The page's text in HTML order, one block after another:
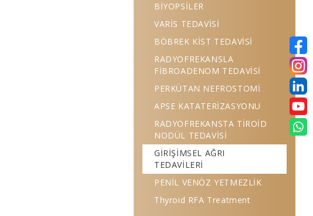
BİYOPSİLER
VARİS TEDAVİSİ
BÖBREK KİST TEDAVİSİ
RADYOFREKANSLA
FİBROADENOM TEDAVİSİ
PERKÜTAN NEFROSTOMİ
APSE KATATERİZASYONU
RADYOFREKANSTA TİROİD
NODÜL TEDAVİSİ
GİRİŞİMSEL AĞRI
TEDAVİLERİ
PENİL VENÖZ YETMEZLİK
Thyroid RFA Treatment